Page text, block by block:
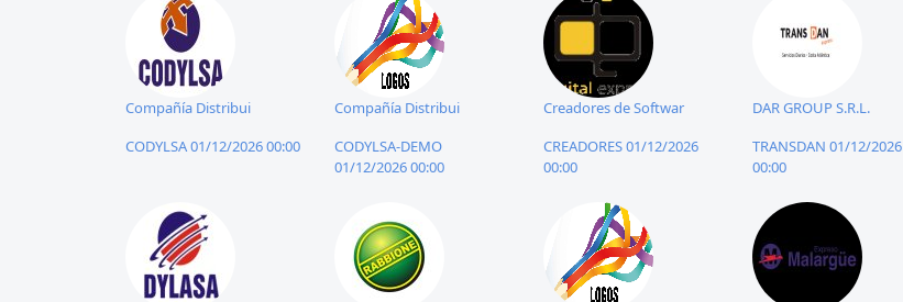
Compañía Distribui
CODYLSA 01/12/2026 00:00
Compañía Distribui
CODYLSA-DEMO
01/12/2026 00:00
Creadores de Softwar
CREADORES 01/12/2026
00:00
DAR GROUP S.R.L.
TRANSDAN 01/12/2026
00:00